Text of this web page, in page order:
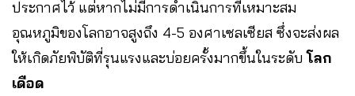
ประกาศไว้ แต่หากไม่มีการดำเนินการที่เหมาะสม
อุณหภูมิของโลกอาจสูงถึง 4-5 องศาเซลเซียส ซึ่งจะส่งผล
ให้เกิดภัยพิบัติที่รุนแรงและบ่อยครั้งมากขึ้นในระดับโลก
เดือด